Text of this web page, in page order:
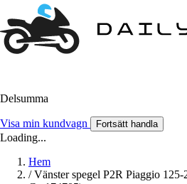
Delsumma
Visa min kundvagn Fortsätt handla
Loading...
Hem
/ Vänster spegel P2R Piaggio